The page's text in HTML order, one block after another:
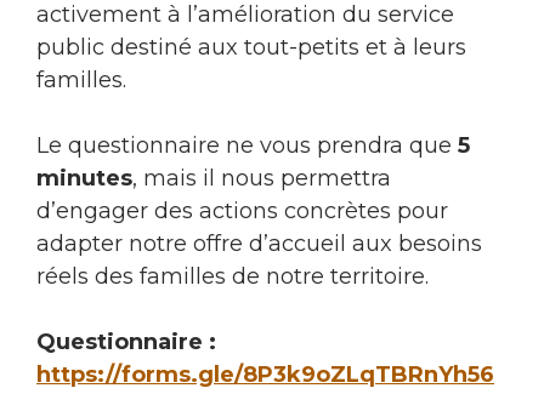
activement à l’amélioration du service
public destiné aux tout-petits et à leurs
familles.
Le questionnaire ne vous prendra que 5
minutes, mais il nous permettra
d’engager des actions concrètes pour
adapter notre offre d’accueil aux besoins
réels des familles de notre territoire.
Questionnaire :
https://forms.gle/8P3k9oZLqTBRnYh56